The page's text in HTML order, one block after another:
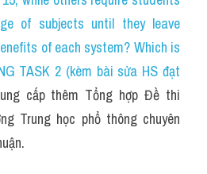
of subjects until they leave
of each system? Which is
TASK 2 (kèm bài sửa HS đạt
cấp thêm Tổng hợp Đề thi
Trung học phổ thông chuyên